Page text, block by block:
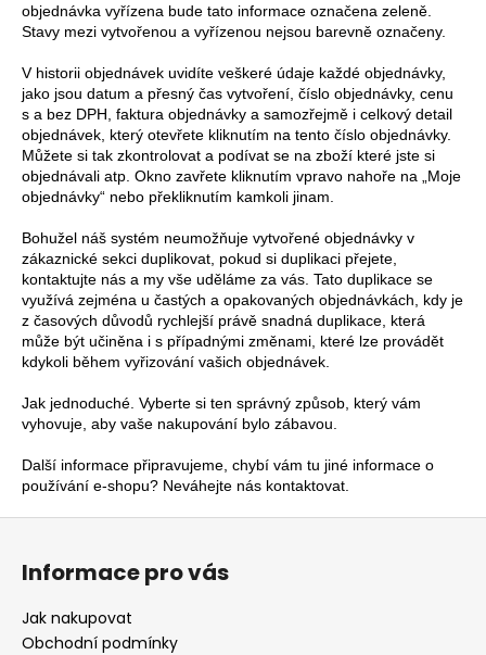
objednávka vyřízena bude tato informace označena zeleně.
Stavy mezi vytvořenou a vyřízenou nejsou barevně označeny.
V historii objednávek uvidíte veškeré údaje každé objednávky,
jako jsou datum a přesný čas vytvoření, číslo objednávky, cenu
s a bez DPH, faktura objednávky a samozřejmě i celkový detail
objednávek, který otevřete kliknutím na tento číslo objednávky.
Můžete si tak zkontrolovat a podívat se na zboží které jste si
objednávali atp. Okno zavřete kliknutím vpravo nahoře na „Moje
objednávky“ nebo překliknutím kamkoli jinam.
Bohužel náš systém neumožňuje vytvořené objednávky v
zákaznické sekci duplikovat, pokud si duplikaci přejete,
kontaktujte nás a my vše uděláme za vás. Tato duplikace se
využívá zejména u častých a opakovaných objednávkách, kdy je
z časových důvodů rychlejší právě snadná duplikace, která
může být učiněna i s případnými změnami, které lze provádět
kdykoli během vyřizování vašich objednávek.
Jak jednoduché. Vyberte si ten správný způsob, který vám
vyhovuje, aby vaše nakupování bylo zábavou.
Další informace připravujeme, chybí vám tu jiné informace o
používání e-shopu? Neváhejte nás kontaktovat.
Z
Informace pro vás
Jak nakupovat
Obchodní podmínky